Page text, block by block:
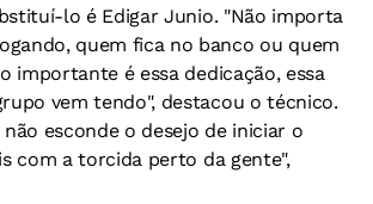
lo é Edigar Junio. "Não importa
quem fica no banco ou quem
importante é essa dedicação, essa
vem tendo", destacou o técnico.
esconde o desejo de iniciar o
com a torcida perto da gente",